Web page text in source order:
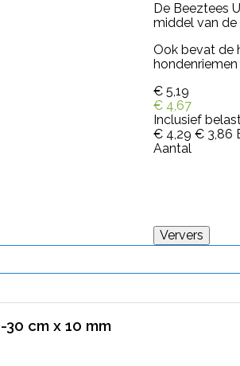
De Beeztees
middel van de
Ook bevat de
€ 5,19
€ 4,67
Inclusief
€ 4,29 € 3,86
Aantal
cm x 10 mm